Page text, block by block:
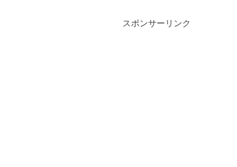
スポンサーリンク